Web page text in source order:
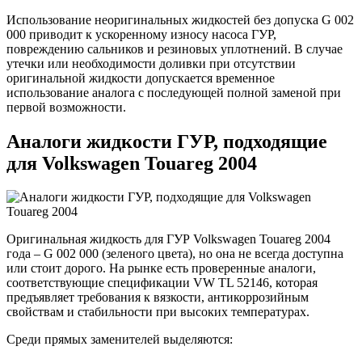
Использование неоригинальных жидкостей без допуска G 002
000 приводит к ускоренному износу насоса ГУР,
повреждению сальников и резиновых уплотнений. В случае
утечки или необходимости доливки при отсутствии
оригинальной жидкости допускается временное
использование аналога с последующей полной заменой при
первой возможности.
Аналоги жидкости ГУР, подходящие
для Volkswagen Touareg 2004
Оригинальная жидкость для ГУР Volkswagen Touareg 2004
года – G 002 000 (зеленого цвета), но она не всегда доступна
или стоит дорого. На рынке есть проверенные аналоги,
соответствующие спецификации VW TL 52146, которая
предъявляет требования к вязкости, антикоррозийным
свойствам и стабильности при высоких температурах.
Среди прямых заменителей выделяются: